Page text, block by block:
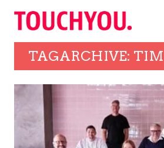
TAGARCHIVE: